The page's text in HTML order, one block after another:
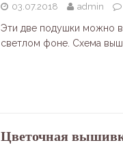
03.07.2018 admin
Эти две подушки можно
светлом фоне. Схема
Цветочная